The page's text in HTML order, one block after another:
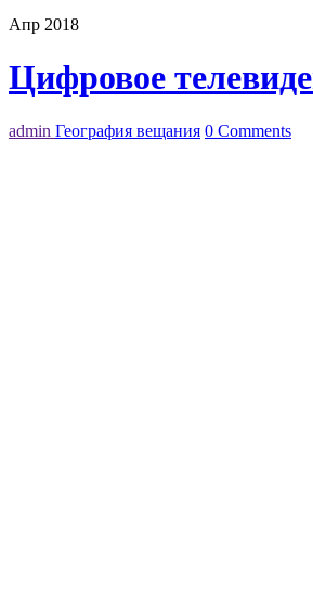
Апр 2018
Цифровое
admin География вещания 0 Comments